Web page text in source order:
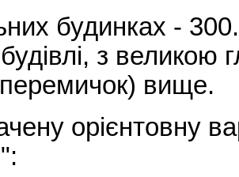
будинках -
з великою
перемичок) вище.
орієнтовну